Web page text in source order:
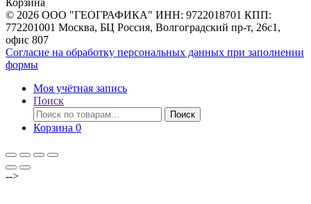
Корзина
© 2026 ООО "ГЕОГРАФИКА" ИНН: 9722018701 КПП:
772201001 Москва, БЦ Россия, Волгоградский пр-т, 26с1,
офис 807
Согласие на обработку персональных данных при заполнении
формы
Моя учётная запись
Поиск
Искать:
Поиск
Корзина 0
-->